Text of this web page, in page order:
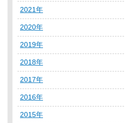
2021年
2020年
2019年
2018年
2017年
2016年
2015年